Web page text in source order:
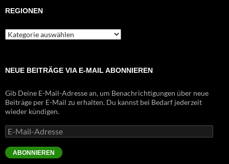
REGIONEN
Regionen
NEUE BEITRÄGE VIA E-MAIL ABONNIEREN
Gib Deine E-Mail-Adresse an, um Benachrichtigungen über neue
Beiträge per E-Mail zu erhalten. Du kannst bei Bedarf jederzeit
wieder kündigen.
E-
Mail-
Adresse
ABONNIEREN